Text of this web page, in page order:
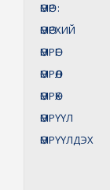
ӨМӨР:
ӨМӨРХИЙ
ӨМРӨГ
ӨМРӨЛ
ӨМРӨХ
ӨМРҮҮЛ
ӨМРҮҮЛДЭХ